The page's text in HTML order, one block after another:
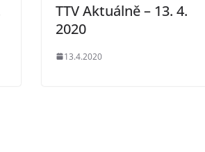
TTV Aktuálně – 13. 4.
2020
13.4.2020